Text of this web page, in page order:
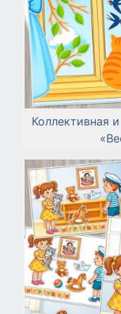
Коллективная